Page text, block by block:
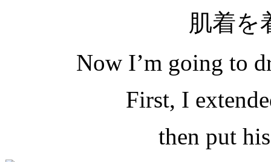
肌着を
Now I’m going to
First, I
then put